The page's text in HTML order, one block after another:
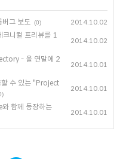
버그 보도 (0) 2014.10.02
니컬 프리뷰를 1
2014.10.02
- 올 연말에 2
2014.10.01
수 있는 "Project
2014.10.01
함께 등장하는
2014.10.01